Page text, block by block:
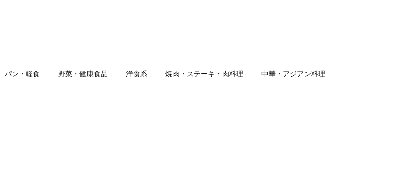
パン・軽食 野菜・健康食品 洋食系 焼肉・ステーキ・肉料理 中華・アジアン料理